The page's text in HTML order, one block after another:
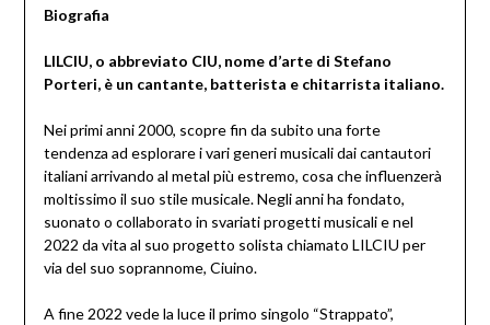
Biografia
LILCIU, o abbreviato CIU, nome d’arte di Stefano
Porteri, è un cantante, batterista e chitarrista italiano.
Nei primi anni 2000, scopre fin da subito una forte
tendenza ad esplorare i vari generi musicali dai cantautori
italiani arrivando al metal più estremo, cosa che influenzerà
moltissimo il suo stile musicale. Negli anni ha fondato,
suonato o collaborato in svariati progetti musicali e nel
2022 da vita al suo progetto solista chiamato LILCIU per
via del suo soprannome, Ciuino.
A fine 2022 vede la luce il primo singolo “Strappato”,